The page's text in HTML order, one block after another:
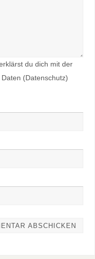
du dich mit der
(Datenschutz)